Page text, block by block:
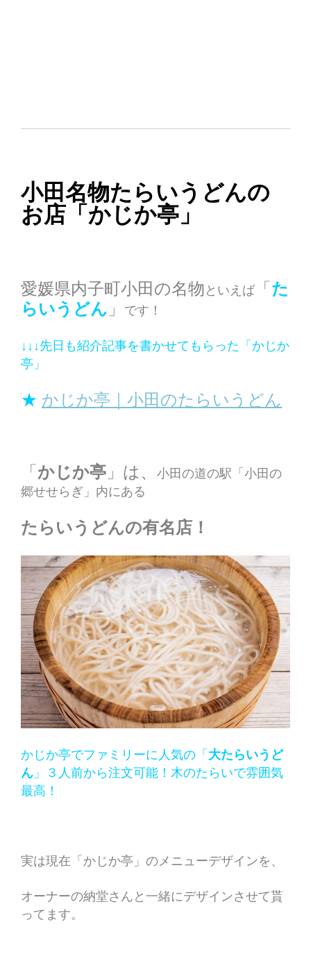
小田名物たらいうどんの
お店「かじか亭」
愛媛県内子町小田の名物 といえば 「た
らいうどん 」 です！
↓↓↓先日も紹介記事を書かせてもらった「かじか
亭」
★ かじか亭｜小田のたらいうどん
「かじか亭 」は、
小田の道の駅「小田の
郷せせらぎ」内にある
たらいうどんの有名店！
かじか亭でファミリーに人気の「大たらいうど
ん 」３人前から注文可能！木のたらいで雰囲気
最高！
実は現在「かじか亭」のメニューデザインを、
オーナーの納堂さんと一緒にデザインさせて貰
ってます。